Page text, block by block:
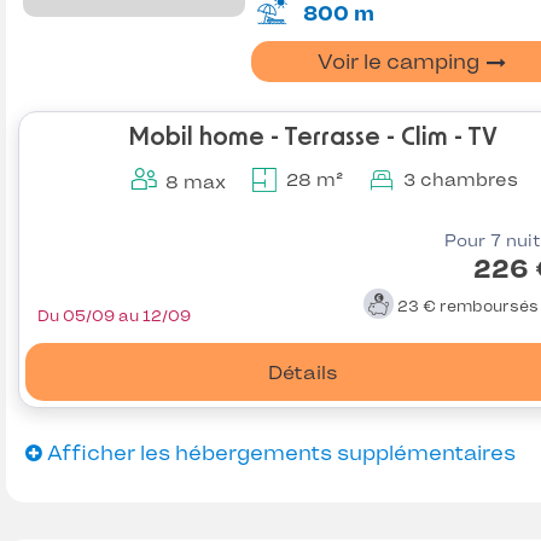
800 m
Voir le camping
Mobil home - Terrasse - Clim - TV
8 max 28 m² 3 chambres
Pour 7
226
23 € remboursés
Détails
Du 05/09 au 12/09
Afficher les hébergements supplémentaires